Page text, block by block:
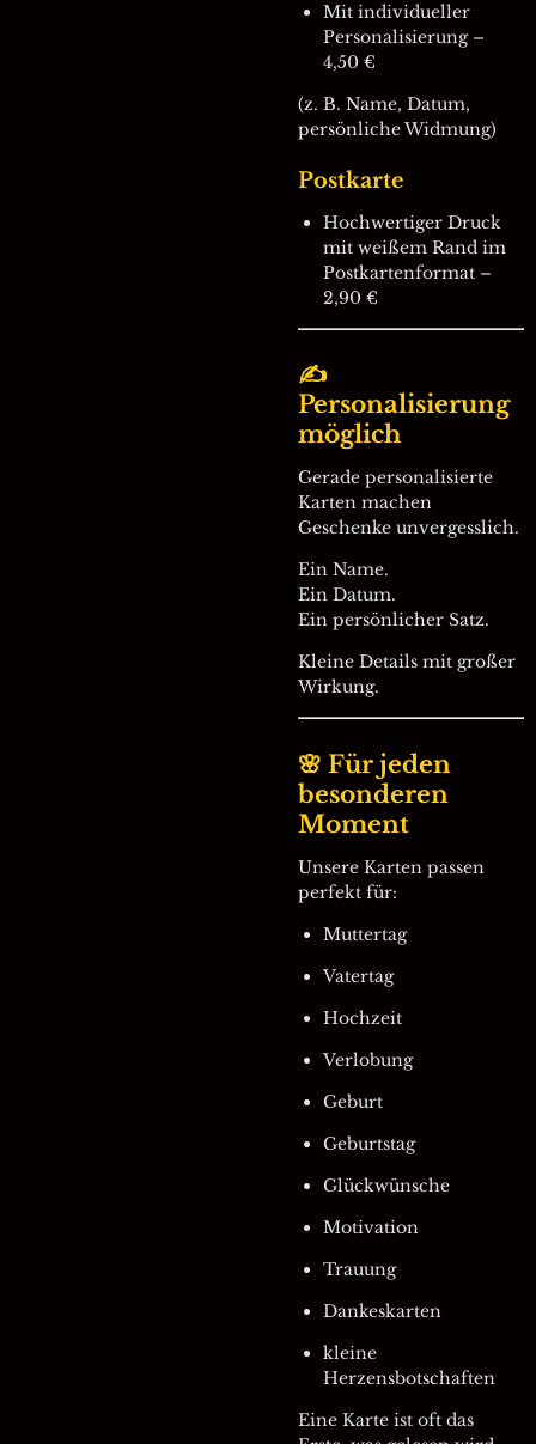
Mit individueller
Personalisierung –
4,50 €
(z. B. Name, Datum,
persönliche Widmung)
Postkarte
Hochwertiger Druck
mit weißem Rand im
Postkartenformat –
2,90 €
✍️
Personalisierung
möglich
Gerade personalisierte
Karten machen
Geschenke unvergesslich.
Ein Name.
Ein Datum.
Ein persönlicher Satz.
Kleine Details mit großer
Wirkung.
🌸 Für jeden
besonderen
Moment
Unsere Karten passen
perfekt für:
Muttertag
Vatertag
Hochzeit
Verlobung
Geburt
Geburtstag
Glückwünsche
Motivation
Trauung
Dankeskarten
kleine
Herzensbotschaften
Eine Karte ist oft das